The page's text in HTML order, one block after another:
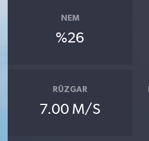
NEM
%26
RÜZGAR
7.00 M/S